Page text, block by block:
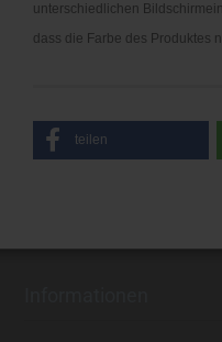
unterschiedlichen
dass die Farbe des Produktes
teilen